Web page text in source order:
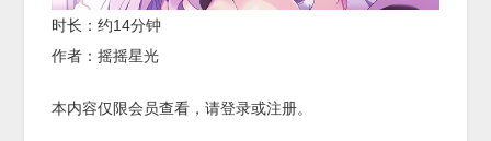
时长：约14分钟
作者：摇摇星光
本内容仅限会员查看，请登录或注册。